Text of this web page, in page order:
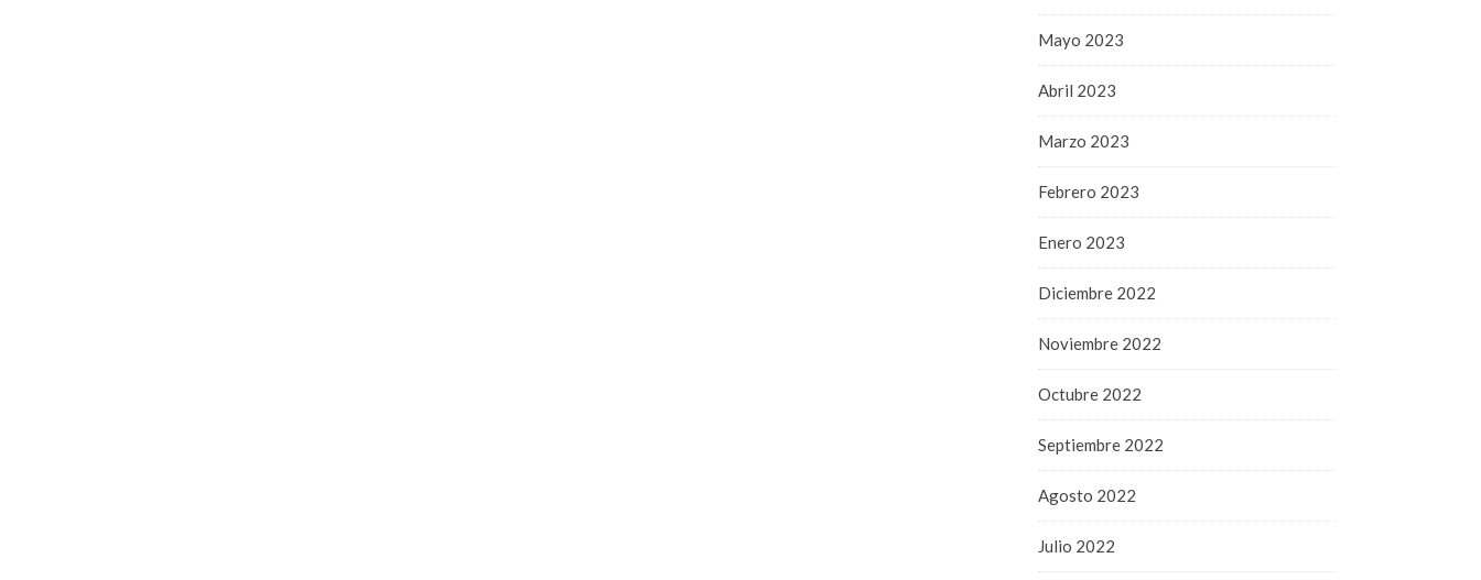
Mayo 2023
Abril 2023
Marzo 2023
Febrero 2023
Enero 2023
Diciembre 2022
Noviembre 2022
Octubre 2022
Septiembre 2022
Agosto 2022
Julio 2022